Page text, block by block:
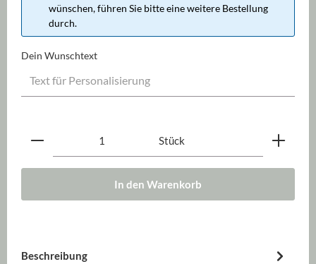
wünschen, führen Sie bitte eine weitere Bestellung
durch.
Dein Wunschtext
Produkt Anzahl: Gib den gewünschten Wert ein
Stück
In den Warenkorb
Beschreibung